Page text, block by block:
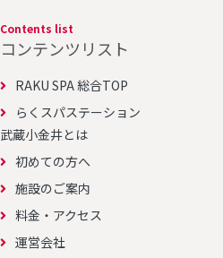
Contents list
コンテンツリスト
RAKU SPA 総合TOP
らくスパステーション
武蔵小金井とは
初めての方へ
施設のご案内
料金・アクセス
運営会社